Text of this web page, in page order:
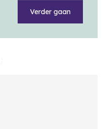
Verder gaan